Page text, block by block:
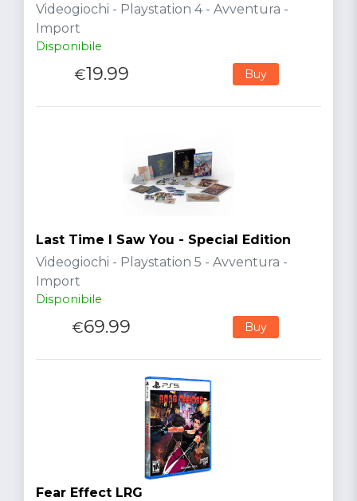
Videogiochi - Playstation 4 - Avventura -
Import
Disponibile
€19.99 Buy
Last Time I Saw You - Special Edition
Videogiochi - Playstation 5 - Avventura -
Import
Disponibile
€69.99 Buy
Fear Effect LRG